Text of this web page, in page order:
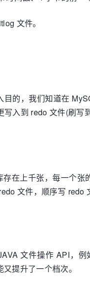
文件。
的，我们知道在
入到 redo 文件(刷
在上千张，每一个
文件，顺序写
文件操作 API，例
提升了一个档次。